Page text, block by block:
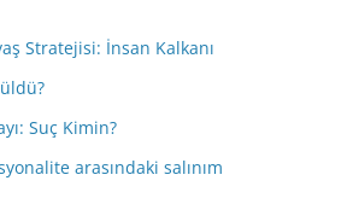
Stratejisi: İnsan Kalkanı
Suç Kimin?
arasındaki salınım